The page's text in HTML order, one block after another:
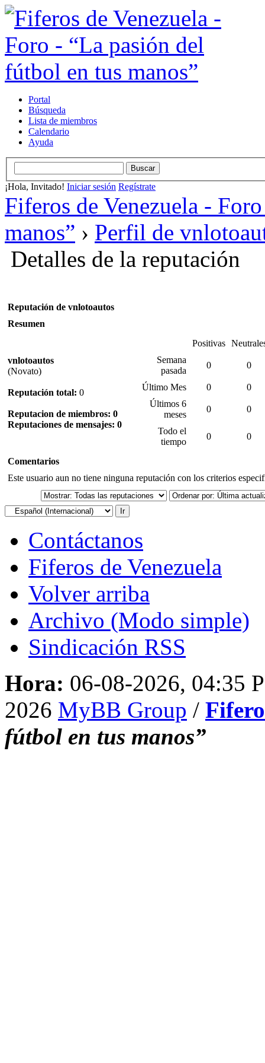
Portal
Búsqueda
Lista de miembros
Calendario
Ayuda
¡Hola, Invitado! Iniciar sesión Regístrate
Fiferos de Venezuela -
manos” › Perfil de
Detalles de la reputación
Reputación de vnlotoautos
Resumen
vnlotoautos
(Novato)
Reputación total: 0
Reputacion de miembros: 0
Reputaciones de mensajes: 0
Positivas
Semana
pasada
0 0
Último Mes 0
0
Últimos 6
meses
0 0
Todo el
tiempo
0 0
Comentarios
Este usuario aun no tiene ninguna reputación con los criterios
Contáctanos
Fiferos de Venezuela
Volver arriba
Archivo (Modo simple)
Sindicación RSS
Hora: 06-08-2026, 04:35
2026 MyBB Group /
fútbol en tus manos”